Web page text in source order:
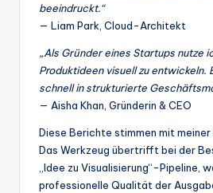
beeindruckt.“
— Liam Park, Cloud-Architekt
„Als Gründer eines Startups nutze
Produktideen visuell zu entwickeln.
schnell in strukturierte
— Aisha Khan, Gründerin & CEO
Diese Berichte stimmen mit meiner
Das Werkzeug übertrifft bei der
„Idee zu Visualisierung“-Pipeline,
professionelle Qualität der